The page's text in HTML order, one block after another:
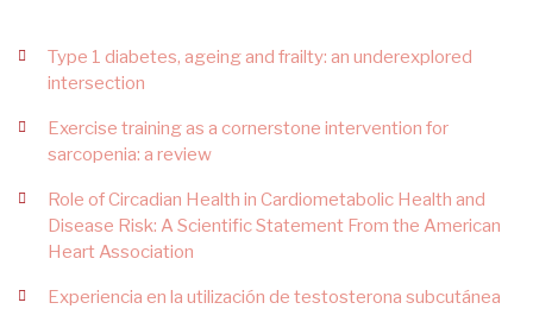
Type 1 diabetes, ageing and frailty: an underexplored
intersection
Exercise training as a cornerstone intervention for
sarcopenia: a review
Role of Circadian Health in Cardiometabolic Health and
Disease Risk: A Scientific Statement From the American
Heart Association
Experiencia en la utilización de testosterona subcutánea